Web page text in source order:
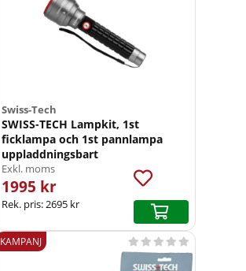
Swiss-Tech
SWISS-TECH Lampkit, 1st
ficklampa och 1st pannlampa
uppladdningsbart
Exkl. moms
1995 kr
Rek. pris:2695 kr
KAMPANJ     